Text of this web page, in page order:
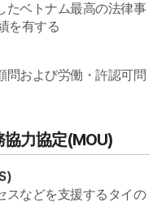
み
ティング
相談企業
律事務所
たベトナム最高の法律事
を有する
問および労働・許認可問
協力協定(MOU)
)
スなどを支援するタイの